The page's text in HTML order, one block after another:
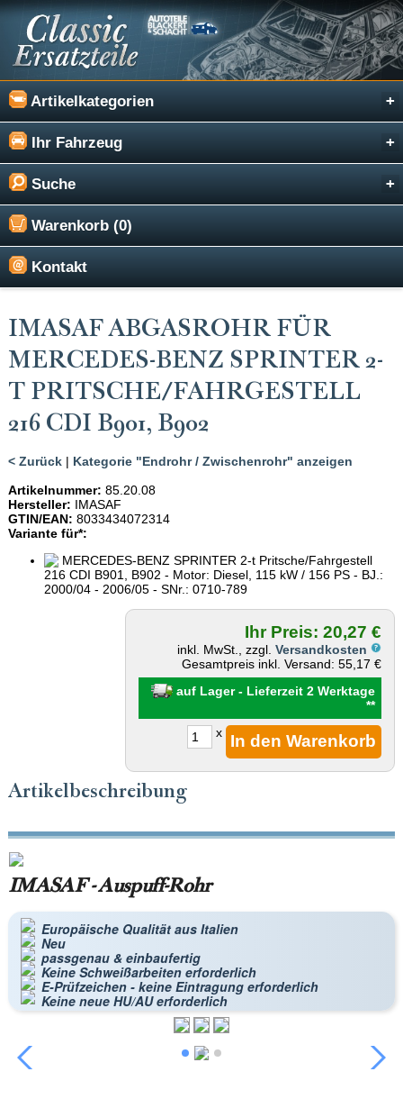
Artikelkategorien
Ihr Fahrzeug
Suche
Warenkorb (0)
Kontakt
IMASAF ABGASROHR FÜR
MERCEDES-BENZ SPRINTER 2-
T PRITSCHE/FAHRGESTELL
216 CDI B901, B902
< Zurück| Kategorie "Endrohr / Zwischenrohr" anzeigen
Artikelnummer: 85.20.08
Hersteller: IMASAF
GTIN/EAN: 8033434072314
Variante für*:
MERCEDES-BENZ SPRINTER 2-t Pritsche/Fahrgestell
216 CDI B901, B902 - Motor: Diesel, 115 kW / 156 PS - BJ.:
2000/04 - 2006/05 - SNr.: 0710-789
Ihr Preis: 20,27 €
inkl. MwSt., zzgl.Versandkosten
Gesamtpreis inkl. Versand: 55,17 €
auf Lager - Lieferzeit 2 Werktage
**
x
Artikelbeschreibung
IMASAF - Auspuff-Rohr
Europäische Qualität aus Italien
Neu
passgenau & einbaufertig
Keine Schweißarbeiten erforderlich
E-Prüfzeichen - keine Eintragung erforderlich
Keine neue HU/AU erforderlich